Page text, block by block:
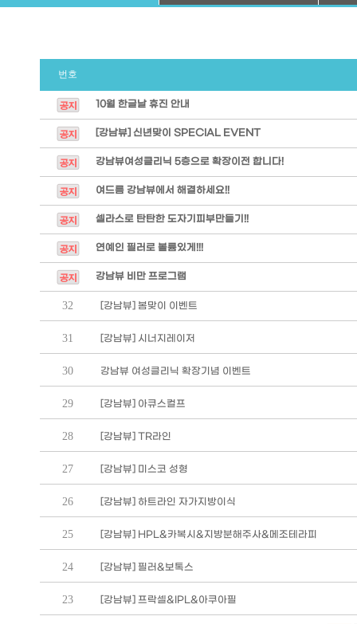
번호
10월 한글날 휴진 안내
[강남뷰] 신년맞이 SPECIAL EVENT
강남뷰여성클리닉 5층으로 확장이전 합니다!
여드름 강남뷰에서 해결하세요!!
셀라스로 탄탄한 도자기피부만들기!!
연예인 필러로 볼륨있게!!!
강남뷰 비만 프로그램
32 [강남뷰] 봄맞이 이벤트
31 [강남뷰] 시너지레이저
30 강남뷰 여성클리닉 확장기념 이벤트
29 [강남뷰] 아큐스컬프
28 [강남뷰] TR라인
27 [강남뷰] 미스코 성형
26 [강남뷰] 하트라인 자가지방이식
25 [강남뷰] HPL&카복시&지방분해주사&메조테라피
24 [강남뷰] 필러&보톡스
23 [강남뷰] 프락셀&IPL&아쿠아필